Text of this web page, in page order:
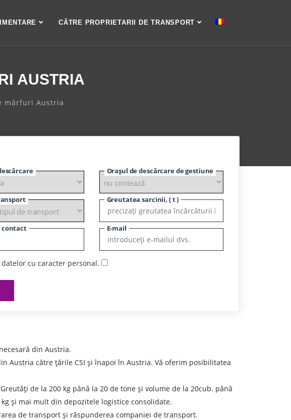
CĂTRE PROPRIETARII DE TRANSPORT
AUSTRIA
mărfuri Austria
Orașul de descărcare de gestiune
Greutatea sarcinii, ( t )
contact E-mail
cu caracter personal.
din Austria.
Austria către țările CSI și înapoi în Austria. Vă oferim posibilitatea
de la 200 kg până la 20 de tone și volume de la 20cub. până
și mai mult din depozitele logistice consolidate.
de transport și răspunderea companiei de transport.